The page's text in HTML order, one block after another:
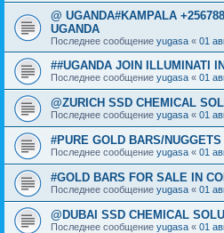
@ UGANDA#KAMPALA
UGANDA
Последнее сообщение yugasa « 01
##UGANDA JOIN ILLUMINATI
Последнее сообщение yugasa « 01
@ZURICH SSD CHEMICAL
Последнее сообщение yugasa « 01
#PURE GOLD BARS/
Последнее сообщение yugasa « 01
#GOLD BARS FOR SALE IN
Последнее сообщение yugasa « 01
@DUBAI SSD CHEMICAL
Последнее сообщение yugasa « 01